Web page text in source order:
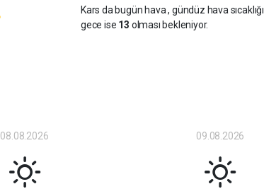
Kars da bugün hava, gündüz hava sıcaklığı
gece ise 13 olması bekleniyor.
08.08.2026 09.08.2026